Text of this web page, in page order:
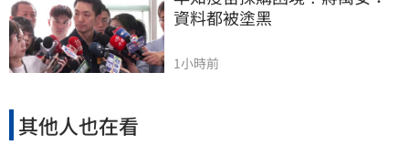
資料都被塗黑
1小時前
其他人也在看